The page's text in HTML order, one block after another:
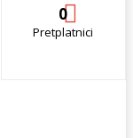
0
Pretplatnici